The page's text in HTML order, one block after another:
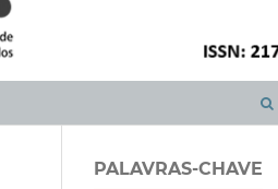
PALAVRAS-CHAVE